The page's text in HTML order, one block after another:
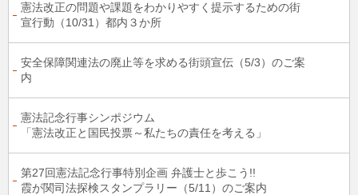
憲法改正の問題や課題をわかりやすく提示するための街
宣行動（10/31）都内３か所
安全保障関連法の廃止等を求める街頭宣伝（5/3）のご案
内
憲法記念行事シンポジウム
「憲法改正と国民投票～私たちの責任を考える」
第27回憲法記念行事特別企画 弁護士と歩こう!!
霞が関司法探検スタンプラリー（5/11）のご案内